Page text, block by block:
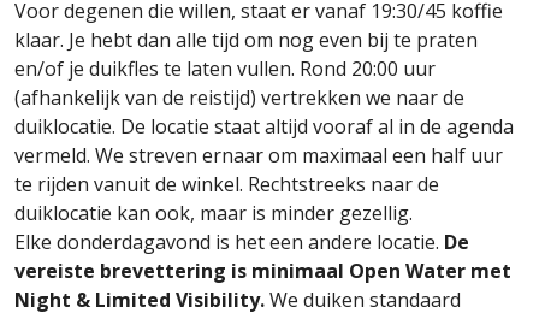
Voor degenen die willen, staat er vanaf 19:30/45 koffie
klaar. Je hebt dan alle tijd om nog even bij te praten
en/of je duikfles te laten vullen. Rond 20:00 uur
(afhankelijk van de reistijd) vertrekken we naar de
duiklocatie. De locatie staat altijd vooraf al in de agenda
vermeld. We streven ernaar om maximaal een half uur
te rijden vanuit de winkel. Rechtstreeks naar de
duiklocatie kan ook, maar is minder gezellig.
Elke donderdagavond is het een andere locatie. De
vereiste brevettering is minimaal Open Water met
Night & Limited Visibility.We duiken standaard